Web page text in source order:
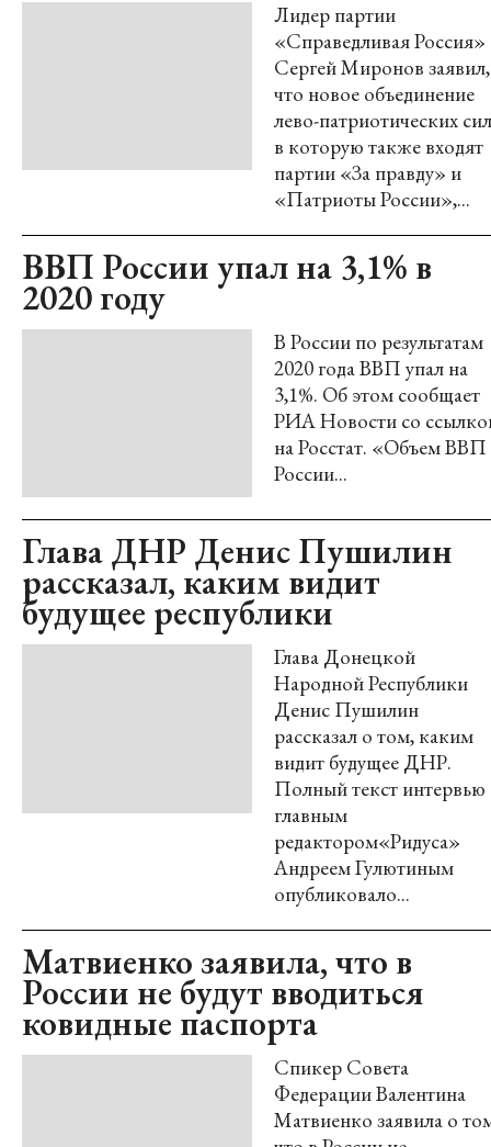
Лидер партии
«Справедливая Россия»
Сергей Миронов заявил,
что новое объединение
лево-патриотических
в которую также входят
партии «За правду» и
«Патриоты России»,...
ВВП России упал на 3,1% в
2020 году
В России по результатам
2020 года ВВП упал на
3,1%. Об этом сообщает
РИА Новости со
на Росстат. «Объем ВВП
России...
Глава ДНР Денис Пушилин
рассказал, каким видит
будущее республики
Глава Донецкой
Народной Республики
Денис Пушилин
рассказал о том, каким
видит будущее ДНР.
Полный текст интервью
главным
редактором«Ридуса»
Андреем Гулютиным
опубликовало...
Матвиенко заявила, что в
России не будут вводиться
ковидные паспорта
Спикер Совета
Федерации Валентина
Матвиенко заявила о